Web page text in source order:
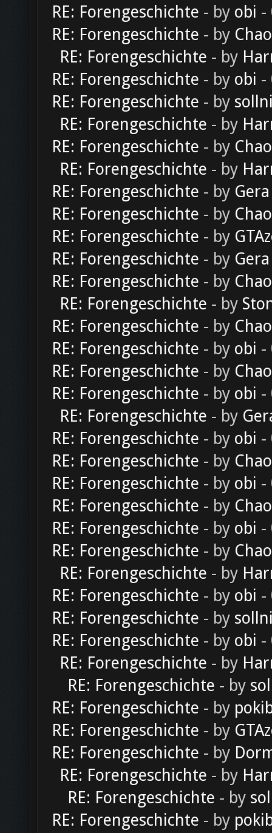
RE: Forengeschichte - by obi -
RE: Forengeschichte - by
RE: Forengeschichte - by
RE: Forengeschichte - by obi -
RE: Forengeschichte - by
RE: Forengeschichte - by
RE: Forengeschichte - by
RE: Forengeschichte - by
RE: Forengeschichte - by Gera
RE: Forengeschichte - by
RE: Forengeschichte - by
RE: Forengeschichte - by Gera
RE: Forengeschichte - by
RE: Forengeschichte - by
RE: Forengeschichte - by
RE: Forengeschichte - by obi -
RE: Forengeschichte - by
RE: Forengeschichte - by obi -
RE: Forengeschichte - by
RE: Forengeschichte - by obi -
RE: Forengeschichte - by
RE: Forengeschichte - by obi -
RE: Forengeschichte - by
RE: Forengeschichte - by obi -
RE: Forengeschichte - by
RE: Forengeschichte - by
RE: Forengeschichte - by obi -
RE: Forengeschichte - by
RE: Forengeschichte - by obi -
RE: Forengeschichte - by
RE: Forengeschichte - by
RE: Forengeschichte - by
RE: Forengeschichte - by
RE: Forengeschichte - by
RE: Forengeschichte - by
RE: Forengeschichte - by
RE: Forengeschichte - by